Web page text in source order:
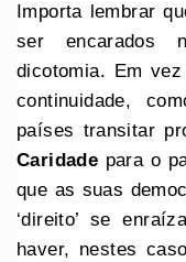
Importa lembrar
ser encarados
dicotomia. Em
continuidade,
países transitar
Caridade para o
que as suas
‘direito’ se
haver, nestes